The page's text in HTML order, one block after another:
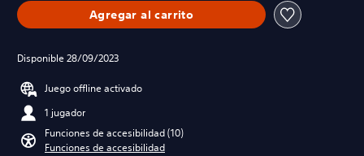
Agregar al carrito
Disponible 28/09/2023
Juego offline activado
1 jugador
Funciones de accesibilidad (10)
Funciones de accesibilidad